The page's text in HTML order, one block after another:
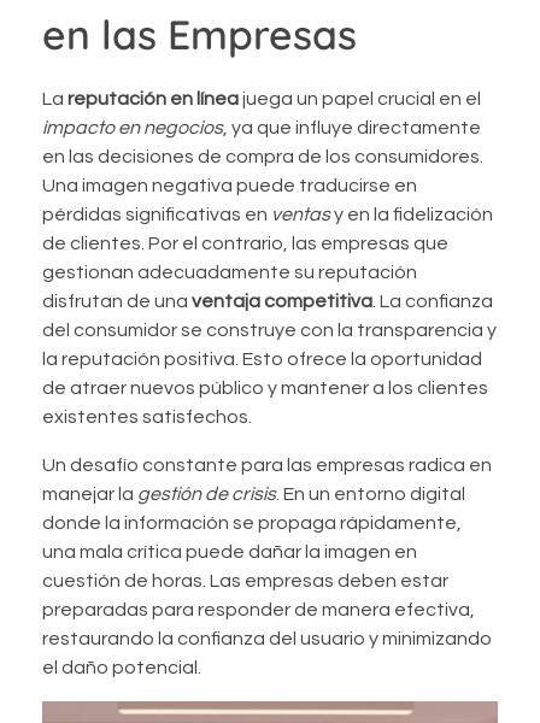
en las Empresas
La reputación en líneajuega un papel crucial en el
impacto en negocios, ya que influye directamente
en las decisiones de compra de los consumidores.
Una imagen negativa puede traducirse en
pérdidas significativas en ventasy en la fidelización
de clientes. Por el contrario, las empresas que
gestionan adecuadamente su reputación
disfrutan de una ventaja competitiva . La confianza
del consumidor se construye con la transparencia y
la reputación positiva. Esto ofrece la oportunidad
de atraer nuevos público y mantener a los clientes
existentes satisfechos.
Un desafío constante para las empresas radica en
manejar la gestión de crisis. En un entorno digital
donde la información se propaga rápidamente,
una mala crítica puede dañar la imagen en
cuestión de horas. Las empresas deben estar
preparadas para responder de manera efectiva,
restaurando la confianza del usuario y minimizando
el daño potencial.